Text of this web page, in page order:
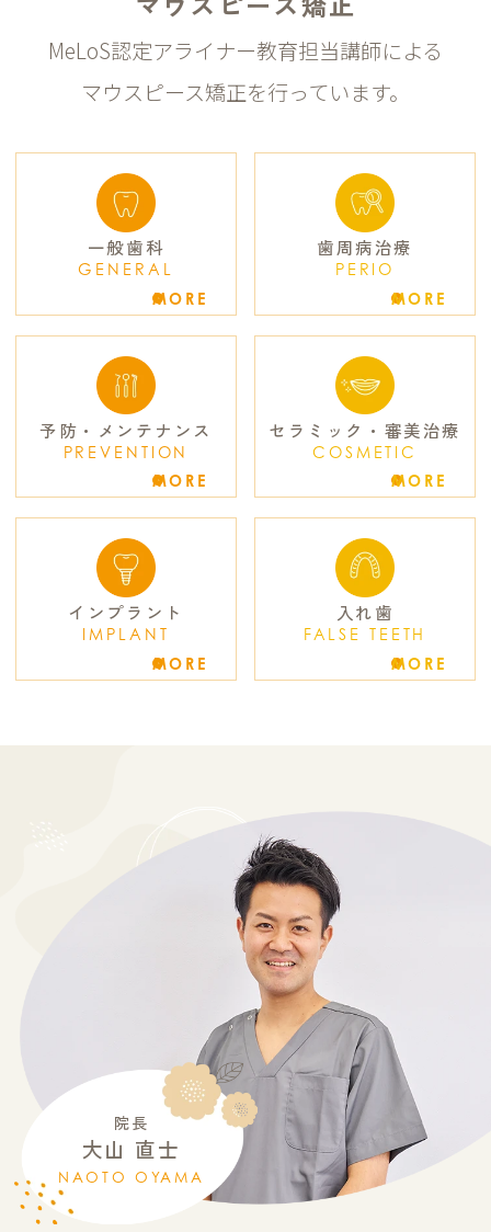
MeLoS認定アライナー教育担当講師による
マウスピース矯正を行っています。
一般歯科
GENERAL
MORE
歯周病治療
PERIO
MORE
予防・メンテナンス
PREVENTION
MORE
セラミック・審美治療
COSMETIC
MORE
インプラント
IMPLANT
MORE
入れ歯
FALSE TEETH
MORE
院長
大山 直士
NAOTO OYAMA